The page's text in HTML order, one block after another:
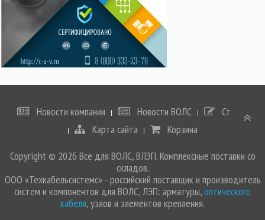
Новости компании Новости ВОЛС
Статьи
Карта сайта
Корзина
Copyright © 2026 Все для ВОЛС, ВЛЭП. Комплексные поставки со
складов.
ООО «Техкабельсистемс» - российский поставщик и производитель
систем и компонентов для ВОЛС, ЛЭП: арматуры,оптического
кабеля, узлов и элементов крепления.